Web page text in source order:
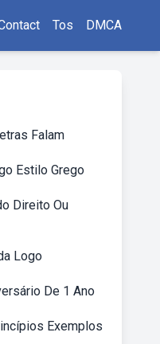
Tos DMCA
Falam
Estilo Grego
Direito Ou
Logo
De 1 Ano
Exemplos